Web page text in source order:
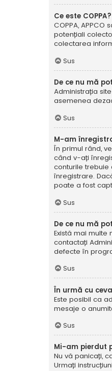
Ce este
COPPA,
potențiali
colectarea
Sus
De ce nu mă
Administrația
asemenea
Sus
M-am
În primul rând,
când v-ați
conturile trebuie
înregistrare.
poate a fost
Sus
De ce nu mă
Există mai
contactați
defecte în
Sus
În urmă cu
Este posibil ca
mesaje o
Sus
Mi-am pierdut
Nu vă panicați,
Urmați